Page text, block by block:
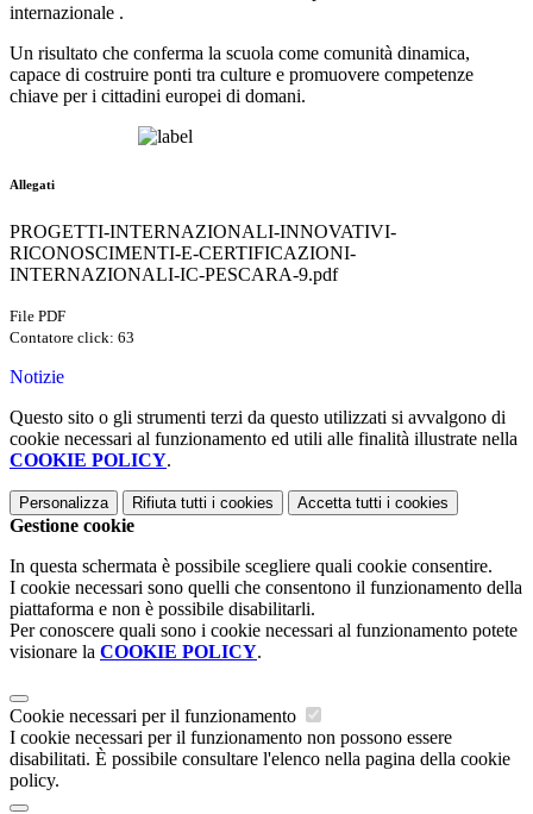
internazionale .
Un risultato che conferma la scuola come comunità dinamica,
capace di costruire ponti tra culture e promuovere competenze
chiave per i cittadini europei di domani.
Allegati
PROGETTI-INTERNAZIONALI-INNOVATIVI-
RICONOSCIMENTI-E-CERTIFICAZIONI-
INTERNAZIONALI-IC-PESCARA-9.pdf
File PDF
Contatore click: 63
Notizie
Questo sito o gli strumenti terzi da questo utilizzati si avvalgono di
cookie necessari al funzionamento ed utili alle finalità illustrate nella
COOKIE POLICY.
Personalizza Rifiuta tutti i cookies Accetta tutti i cookies
Gestione cookie
In questa schermata è possibile scegliere quali cookie consentire.
I cookie necessari sono quelli che consentono il funzionamento della
piattaforma e non è possibile disabilitarli.
Per conoscere quali sono i cookie necessari al funzionamento potete
visionare la COOKIE POLICY.
Cookie necessari per il funzionamento
I cookie necessari per il funzionamento non possono essere
disabilitati. È possibile consultare l'elenco nella pagina della cookie
policy.